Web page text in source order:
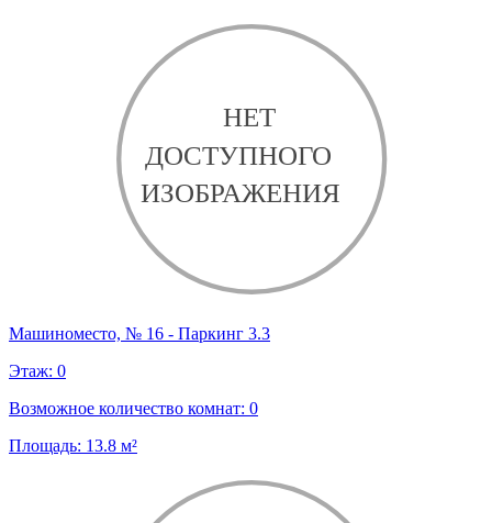
Машиноместо, № 16 - Паркинг 3.3
Этаж: 0
Возможное количество комнат: 0
Площадь: 13.8 м²